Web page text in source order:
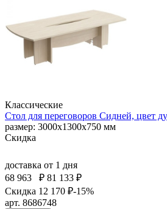
Классические
Стол для переговоров Сидней, цвет
размер: 3000x1300x750 мм
Скидка
доставка от 1 дня
68 963
₽ 81 133 ₽
Скидка 12 170 ₽-15%
арт. 8686748